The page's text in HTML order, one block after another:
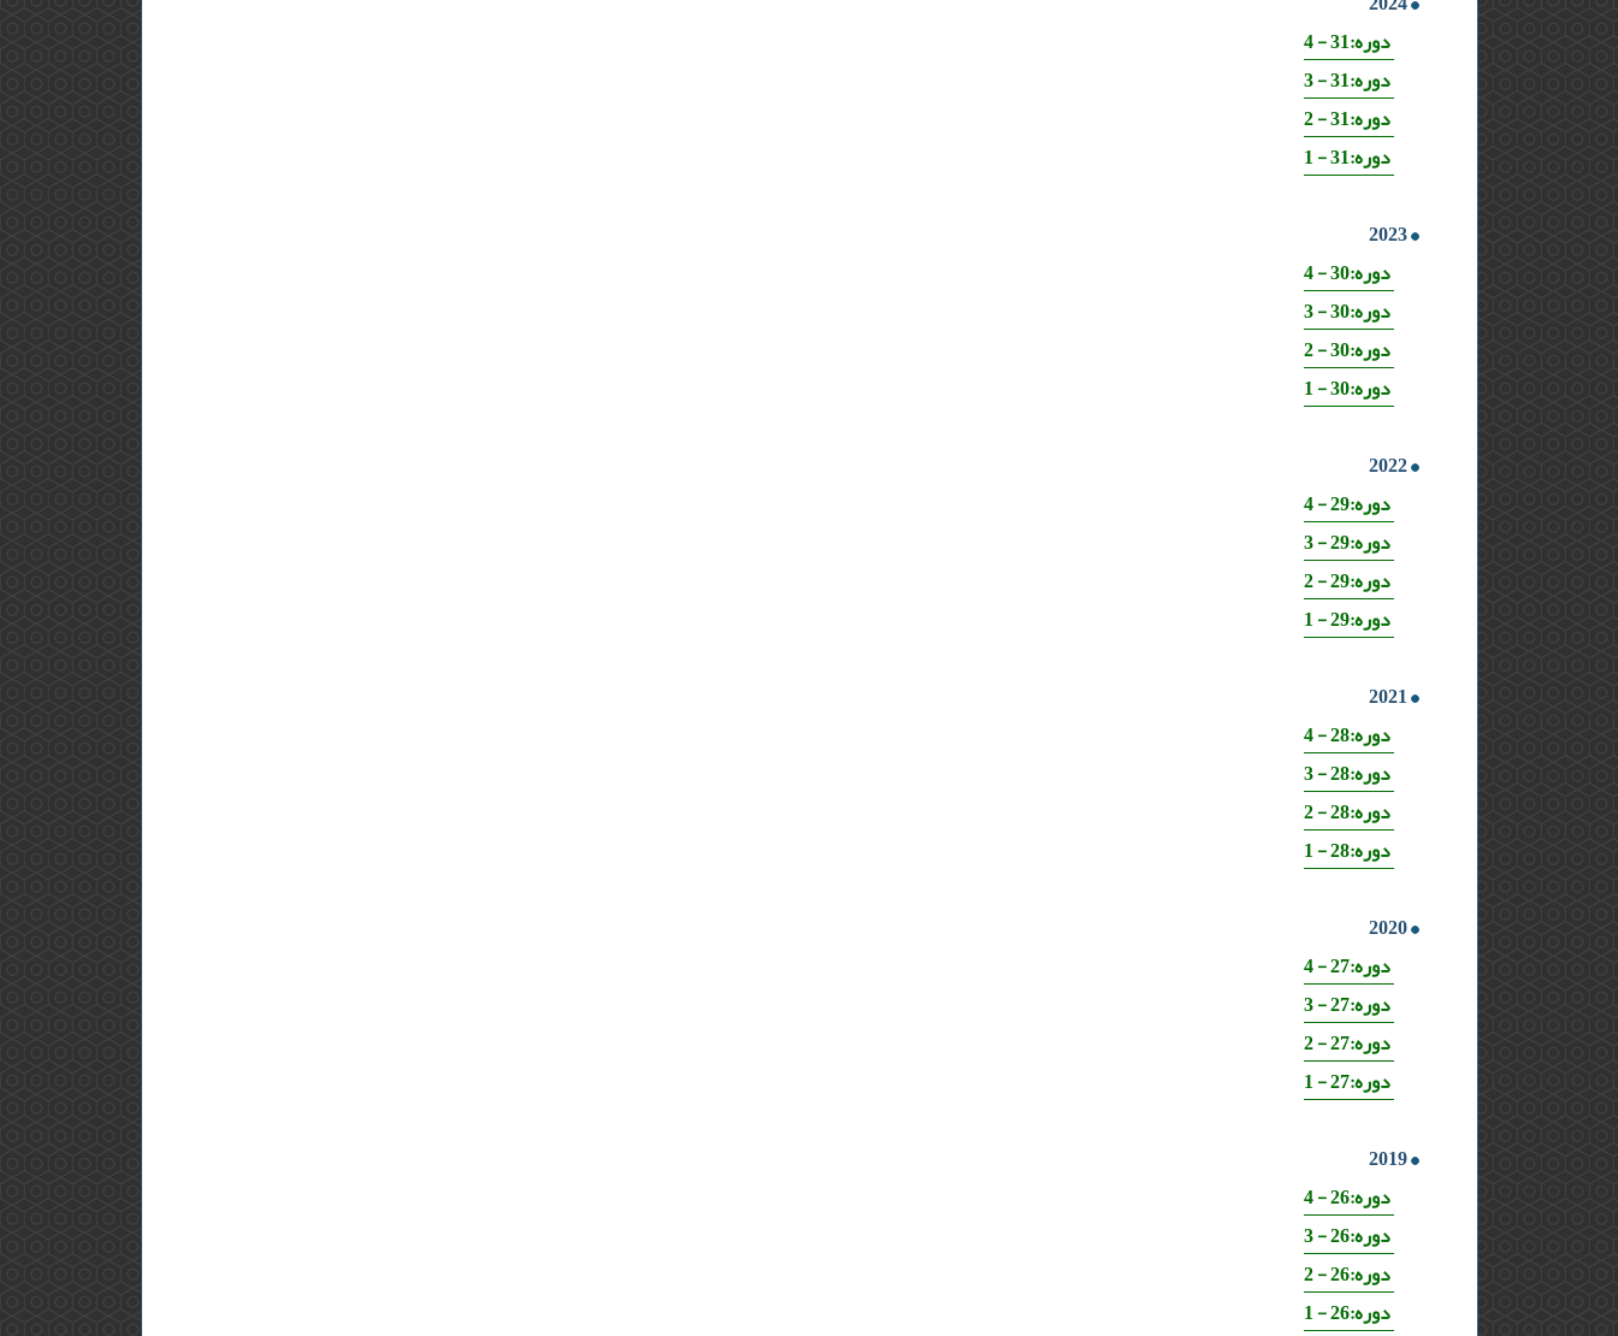
دوره:31 - 4
دوره:31 - 3
دوره:31 - 2
دوره:31 - 1
2023
دوره:30 - 4
دوره:30 - 3
دوره:30 - 2
دوره:30 - 1
2022
دوره:29 - 4
دوره:29 - 3
دوره:29 - 2
دوره:29 - 1
2021
دوره:28 - 4
دوره:28 - 3
دوره:28 - 2
دوره:28 - 1
2020
دوره:27 - 4
دوره:27 - 3
دوره:27 - 2
دوره:27 - 1
2019
دوره:26 - 4
دوره:26 - 3
دوره:26 - 2
دوره:26 - 1